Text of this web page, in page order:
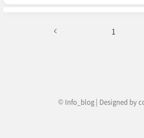
비말을 통해 사람 간에
1
© Info_blog | Designed by